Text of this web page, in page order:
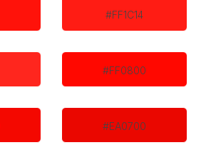
#FF1C14
#FF0800
#EA0700